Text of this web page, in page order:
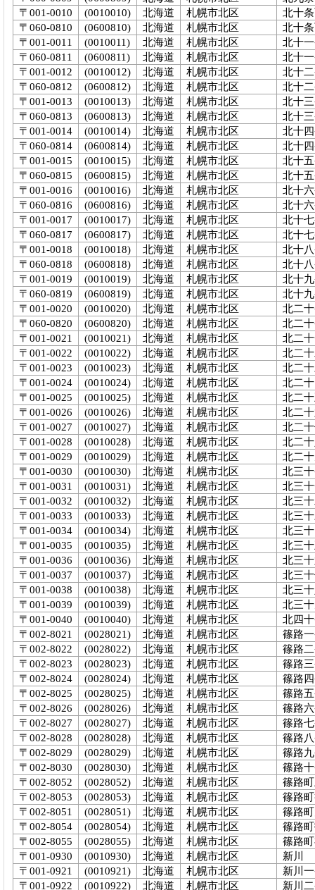
〒001-0010
(0010010) 北海道 札幌市北区
北十
〒060-0810
(0600810) 北海道 札幌市北区
北十
〒001-0011
(0010011) 北海道 札幌市北区
北十
〒060-0811
(0600811) 北海道 札幌市北区
北十
〒001-0012
(0010012) 北海道 札幌市北区
北十
〒060-0812
(0600812) 北海道 札幌市北区
北十
〒001-0013
(0010013) 北海道 札幌市北区
北十
〒060-0813
(0600813) 北海道 札幌市北区
北十
〒001-0014
(0010014) 北海道 札幌市北区
北十
〒060-0814
(0600814) 北海道 札幌市北区
北十
〒001-0015
(0010015) 北海道 札幌市北区
北十
〒060-0815
(0600815) 北海道 札幌市北区
北十
〒001-0016
(0010016) 北海道 札幌市北区
北十
〒060-0816
(0600816) 北海道 札幌市北区
北十
〒001-0017
(0010017) 北海道 札幌市北区
北十
〒060-0817
(0600817) 北海道 札幌市北区
北十
〒001-0018
(0010018) 北海道 札幌市北区
北十
〒060-0818
(0600818) 北海道 札幌市北区
北十
〒001-0019
(0010019) 北海道 札幌市北区
北十
〒060-0819
(0600819) 北海道 札幌市北区
北十
〒001-0020
(0010020) 北海道 札幌市北区
北二
〒060-0820
(0600820) 北海道 札幌市北区
北二
〒001-0021
(0010021) 北海道 札幌市北区
北二
〒001-0022
(0010022) 北海道 札幌市北区
北二
〒001-0023
(0010023) 北海道 札幌市北区
北二
〒001-0024
(0010024) 北海道 札幌市北区
北二
〒001-0025
(0010025) 北海道 札幌市北区
北二
〒001-0026
(0010026) 北海道 札幌市北区
北二
〒001-0027
(0010027) 北海道 札幌市北区
北二
〒001-0028
(0010028) 北海道 札幌市北区
北二
〒001-0029
(0010029) 北海道 札幌市北区
北二
〒001-0030
(0010030) 北海道 札幌市北区
北三
〒001-0031
(0010031) 北海道 札幌市北区
北三
〒001-0032
(0010032) 北海道 札幌市北区
北三
〒001-0033
(0010033) 北海道 札幌市北区
北三
〒001-0034
(0010034) 北海道 札幌市北区
北三
〒001-0035
(0010035) 北海道 札幌市北区
北三
〒001-0036
(0010036) 北海道 札幌市北区
北三
〒001-0037
(0010037) 北海道 札幌市北区
北三
〒001-0038
(0010038) 北海道 札幌市北区
北三
〒001-0039
(0010039) 北海道 札幌市北区
北三
〒001-0040
(0010040) 北海道 札幌市北区
北四
〒002-8021
(0028021) 北海道 札幌市北区
篠路
〒002-8022
(0028022) 北海道 札幌市北区
篠路
〒002-8023
(0028023) 北海道 札幌市北区
篠路
〒002-8024
(0028024) 北海道 札幌市北区
篠路
〒002-8025
(0028025) 北海道 札幌市北区
篠路
〒002-8026
(0028026) 北海道 札幌市北区
篠路
〒002-8027
(0028027) 北海道 札幌市北区
篠路
〒002-8028
(0028028) 北海道 札幌市北区
篠路
〒002-8029
(0028029) 北海道 札幌市北区
篠路
〒002-8030
(0028030) 北海道 札幌市北区
篠路
〒002-8052
(0028052) 北海道 札幌市北区
篠路
〒002-8053
(0028053) 北海道 札幌市北区
篠路
〒002-8051
(0028051) 北海道 札幌市北区
篠路
〒002-8054
(0028054) 北海道 札幌市北区
篠路
〒002-8055
(0028055) 北海道 札幌市北区
篠路
〒001-0930
(0010930) 北海道 札幌市北区
新川
〒001-0921
(0010921) 北海道 札幌市北区
新川
〒001-0922
(0010922) 北海道 札幌市北区 新川